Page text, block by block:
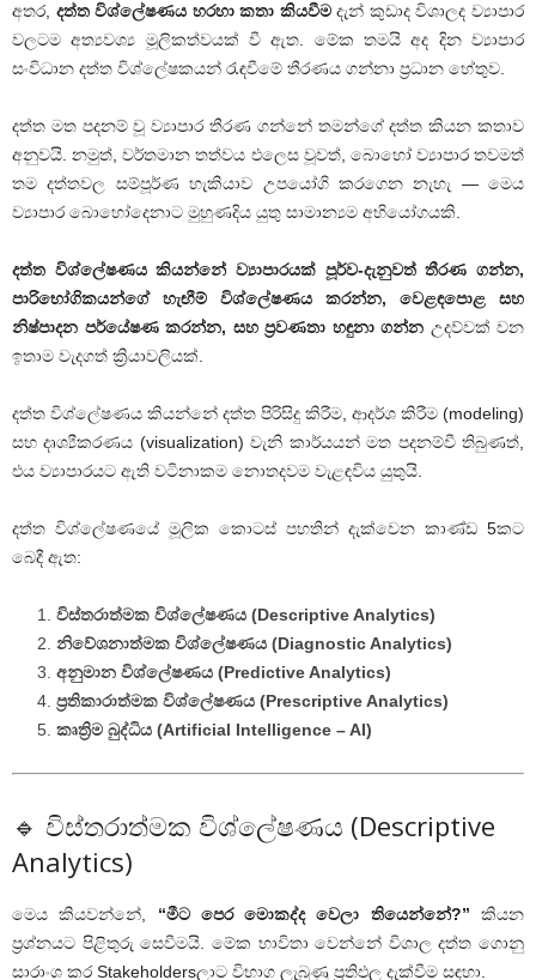
අතර, දත්ත විශ්ලේෂණය හරහා කතා කියවීමදැන් කුඩාද විශාලද ව්‍යාපාර
වලටම අත්‍යවශ්‍ය මූලිකත්වයක් වී ඇත. මේක තමයි අද දින ව්‍යාපාර
සංවිධාන දත්ත විශ්ලේෂකයන් රැඳවීමේ තීරණය ගන්නා ප්‍රධාන හේතුව.
දත්ත මත පදනම් වූ ව්‍යාපාර තීරණ ගන්නේ තමන්ගේ දත්ත කියන කතාව
අනුවයි. නමුත්, වර්තමාන තත්වය එලෙස වූවත්, බොහෝ ව්‍යාපාර තවමත්
තම දත්තවල සම්පූර්ණ හැකියාව උපයෝගි කරගෙන නැහැ — මෙය
ව්‍යාපාර බොහෝදෙනාට මුහුණදිය යුතු සාමාන්‍යම අභියෝගයකි.
දත්ත විශ්ලේෂණය කියන්නේ ව්‍යාපාරයක් පූර්ව-දැනුවත් තීරණ ගන්න,
පාරිභෝගිකයන්ගේ හැඟීම් විශ්ලේෂණය කරන්න, වෙළඳපොළ සහ
නිෂ්පාදන පර්යේෂණ කරන්න, සහ ප්‍රවණතා හඳුනා ගන්න උදව්වක් වන
ඉතාම වැදගත් ක්‍රියාවලියක්.
දත්ත විශ්ලේෂණය කියන්නේ දත්ත පිරිසිදු කිරීම, ආදර්ශ කිරීම (modeling)
සහ දෘශ්‍යීකරණය (visualization) වැනි කාර්යයන් මත පදනම්වී තිබුණත්,
එය ව්‍යාපාරයට ඇති වටිනාකම නොතදවම වැළඳවිය යුතුයි.
දත්ත විශ්ලේෂණයේ මූලික කොටස් පහතින් දැක්වෙන කාණ්ඩ 5කට
බෙදී ඇත:
විස්තරාත්මක විශ්ලේෂණය (Descriptive Analytics)
නිවේශනාත්මක විශ්ලේෂණය (Diagnostic Analytics)
අනුමාන විශ්ලේෂණය (Predictive Analytics)
ප්‍රතිකාරාත්මක විශ්ලේෂණය (Prescriptive Analytics)
කෘත්‍රිම බුද්ධිය (Artificial Intelligence – AI)
🔹 විස්තරාත්මක විශ්ලේෂණය (Descriptive
Analytics)
මෙය කියවන්නේ, “මීට පෙර මොකද්ද වෙලා තියෙන්නේ?” කියන
ප්‍රශ්නයට පිළිතුරු සෙවීමයි. මේක භාවිතා වෙන්නේ විශාල දත්ත ගොනු
සාරාංශ කර Stakeholdersලාට විභාග ලැබුණු ප්‍රතිඵල දැක්වීම සඳහා.